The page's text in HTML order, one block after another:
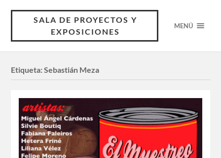
SALA DE PROYECTOS Y
EXPOSICIONES
MENÚ
Etiqueta:Sebastián Meza